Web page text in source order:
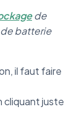
de
batterie
il faut faire
cliquant juste